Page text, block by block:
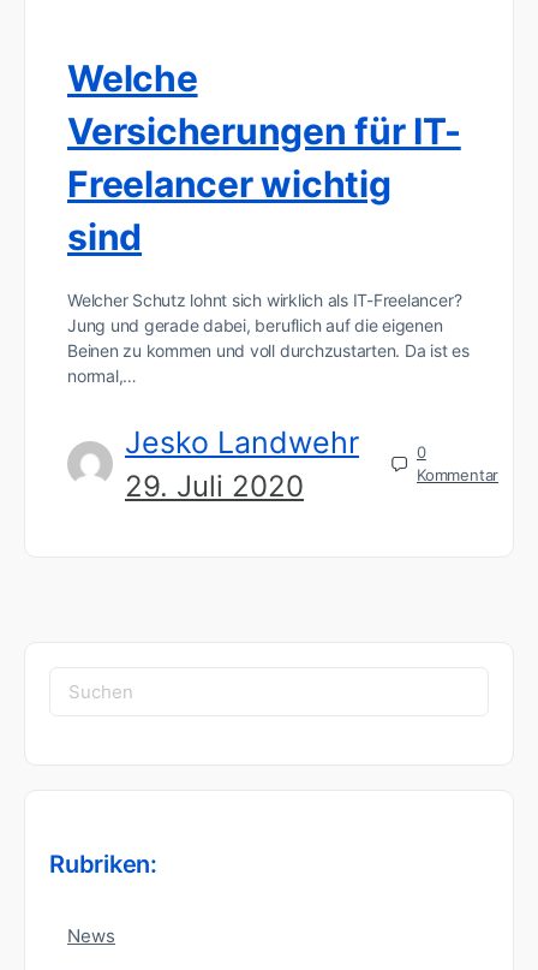
Welche
Versicherungen für IT-
Freelancer wichtig
sind
Welcher Schutz lohnt sich wirklich als IT-Freelancer?
Jung und gerade dabei, beruflich auf die eigenen
Beinen zu kommen und voll durchzustarten. Da ist es
normal,…
Jesko Landwehr
29. Juli 2020
0
Kommentar
Suchen
nach:
Rubriken:
News